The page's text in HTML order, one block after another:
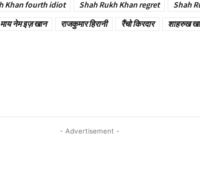
Khan fourth idiot Shah Rukh Khan regret Shah
माय नेम इज़ खान राजकुमार हिरानी रैंचो किरदार शाहरुख
- Advertisement -